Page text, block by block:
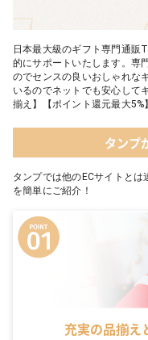
日本最大級のギフト専門通販
的にサポートいたします。専
のでセンスの良いおしゃれな
いるのでネットでも安心して
揃え】【ポイント還元最大5%
タンプ
タンプでは他のECサイトと
を簡単にご紹介！
充実の品揃え